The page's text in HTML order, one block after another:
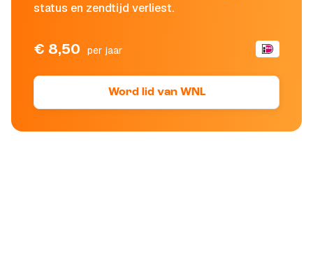
status en zendtijd verliest.
€ 8,50 per jaar
Word lid van WNL